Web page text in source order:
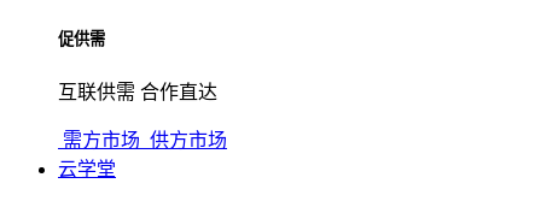
促供需
互联供需 合作直达
需方市场 供方市场
云学堂